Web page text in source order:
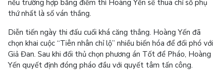
nếu trường hợp bằng điểm thì Hoàng Yến sẽ thua chỉ số phụ
thứ nhất là số ván thắng.
Diễn tiến ngày thi đấu cuối khá căng thẳng. Hoàng Yến đã
chọn khai cuộc “Tiên nhân chỉ lộ” nhiều biến hóa để đối phó với
Giả Đan. Sau khi đối thủ chọn phương án Tốt để Pháo, Hoàng
Yến quyết định đóng pháo đầu với quyết tâm tấn công.